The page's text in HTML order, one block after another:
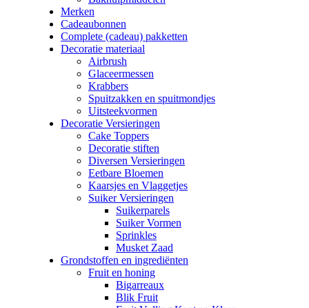
Merken
Cadeaubonnen
Complete (cadeau) pakketten
Decoratie materiaal
Airbrush
Glaceermessen
Krabbers
Spuitzakken en spuitmondjes
Uitsteekvormen
Decoratie Versieringen
Cake Toppers
Decoratie stiften
Diversen Versieringen
Eetbare Bloemen
Kaarsjes en Vlaggetjes
Suiker Versieringen
Suikerparels
Suiker Vormen
Sprinkles
Musket Zaad
Grondstoffen en ingrediënten
Fruit en honing
Bigarreaux
Blik Fruit